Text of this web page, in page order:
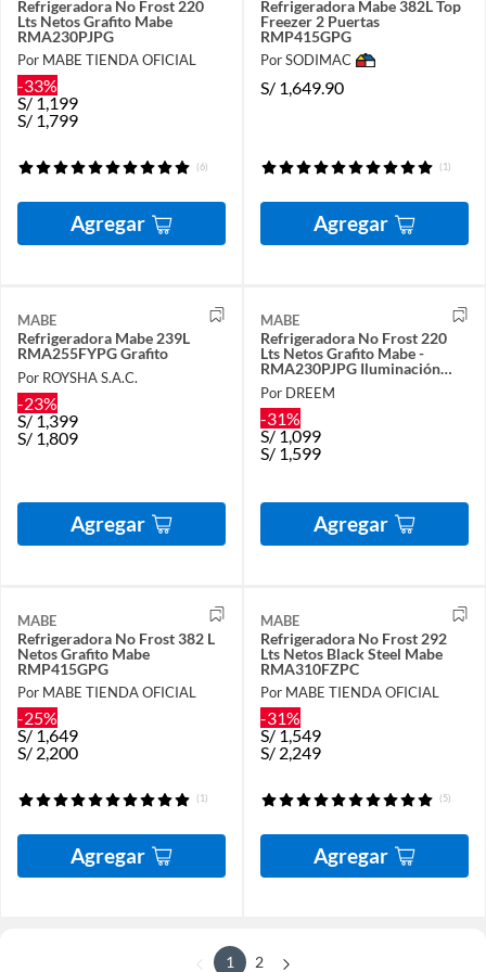
Refrigeradora No Frost 220
Lts Netos Grafito Mabe
RMA230PJPG
Por MABE TIENDA OFICIAL
-33%
S/ 1,199
S/ 1,799
(6)
Agregar
Refrigeradora Mabe 382L Top
Freezer 2 Puertas
RMP415GPG
Por SODIMAC
S/ 1,649.90
(1)
Agregar
MABE
Refrigeradora Mabe 239L
RMA255FYPG Grafito
Por ROYSHA S.A.C.
-23%
S/1,399
S/ 1,809
Agregar
MABE
Refrigeradora No Frost 220
Lts Netos Grafito Mabe -
RMA230PJPG Iluminación
interior.
Por DREEM
-31%
S/1,099
S/ 1,599
Agregar
MABE
Refrigeradora No Frost 382 L
Netos Grafito Mabe
RMP415GPG
Por MABE TIENDA OFICIAL
-25%
S/1,649
S/ 2,200
(1)
Agregar
MABE
Refrigeradora No Frost 292
Lts Netos Black Steel Mabe
RMA310FZPC
Por MABE TIENDA OFICIAL
-31%
S/1,549
S/ 2,249
(5)
Agregar
1 2